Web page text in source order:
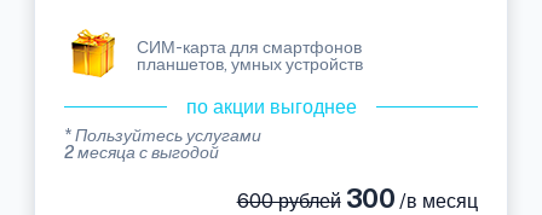
СИМ-карта для смартфонов
планшетов, умных устройств
по акции выгоднее
* Пользуйтесь услугами
2 месяца с выгодой
600 рублей300 /в месяц